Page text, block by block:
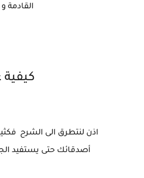
القادمة
اذن لنتطرق الى الشرح
أصدقائك حتى يستفيد